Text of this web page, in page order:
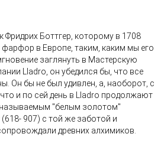
Боттгер, которому в 1708
фарфор в Европе, таким, каким мы его
заглянуть в Мастерскую
Lladro, он убедился бы, что все
Он бы не был удивлен, а, наоборот, с
и по сей день в Lladro продолжают
"белым золотом"
907) с той же заботой и
древних алхимиков.